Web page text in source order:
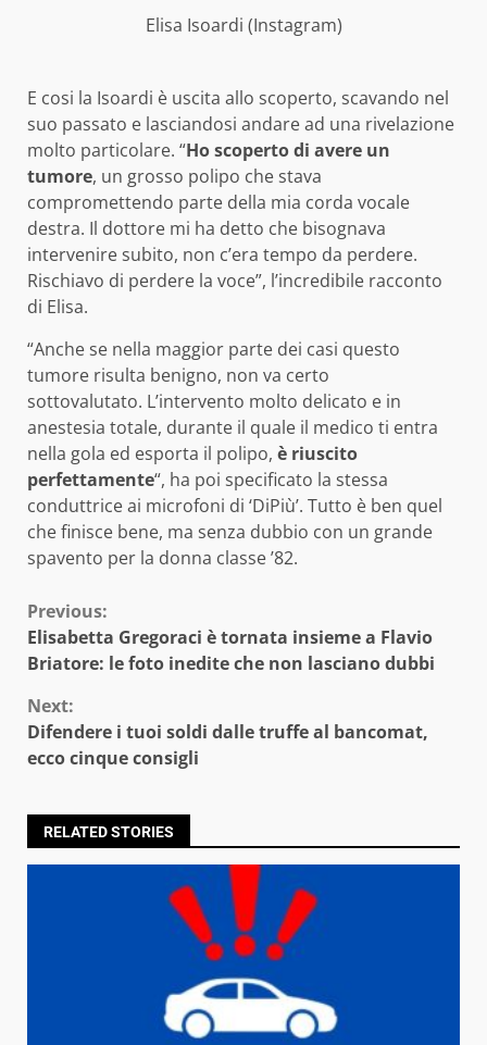
Elisa Isoardi (Instagram)
E cosi la Isoardi è uscita allo scoperto, scavando nel
suo passato e lasciandosi andare ad una rivelazione
molto particolare. “Ho scoperto di avere un
tumore, un grosso polipo che stava
compromettendo parte della mia corda vocale
destra. Il dottore mi ha detto che bisognava
intervenire subito, non c’era tempo da perdere.
Rischiavo di perdere la voce”, l’incredibile racconto
di Elisa.
“Anche se nella maggior parte dei casi questo
tumore risulta benigno, non va certo
sottovalutato. L’intervento molto delicato e in
anestesia totale, durante il quale il medico ti entra
nella gola ed esporta il polipo, è riuscito
perfettamente“, ha poi specificato la stessa
conduttrice ai microfoni di ‘DiPiù’. Tutto è ben quel
che finisce bene, ma senza dubbio con un grande
spavento per la donna classe ’82.
Continue
Reading
Previous:
Elisabetta Gregoraci è tornata insieme a Flavio
Briatore: le foto inedite che non lasciano dubbi
Next:
Difendere i tuoi soldi dalle truffe al bancomat,
ecco cinque consigli
RELATED STORIES